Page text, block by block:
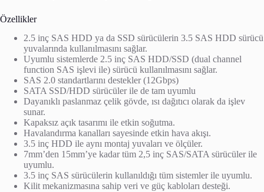
Özellikler
2.5 inç SAS HDD ya da SSD sürücülerin 3.5 SAS HDD sürücü
yuvalarında kullanılmasını sağlar.
Uyumlu sistemlerde 2.5 inç SAS HDD/SSD (dual channel
function SAS işlevi ile) sürücü kullanılmasını sağlar.
SAS 2.0 standartlarını destekler (12Gbps)
SATA SSD/HDD sürücüler ile de tam uyumlu
Dayanıklı paslanmaz çelik gövde, ısı dağıtıcı olarak da işlev
sunar.
Kapaksız açık tasarımı ile etkin soğutma.
Havalandırma kanalları sayesinde etkin hava akışı.
3.5 inç HDD ile aynı montaj yuvaları ve ölçüler.
7mm’den 15mm’ye kadar tüm 2,5 inç SAS/SATA sürücüler ile
uyumlu.
3.5 inç SAS sürücülerin kullanıldığı tüm sistemler ile uyumlu.
Kilit mekanizmasına sahip veri ve güç kabloları desteği.